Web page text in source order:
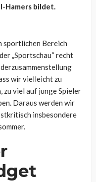
Hamers bildet.
sportlichen Bereich
„Sportschau“ recht
wir vielleicht zu
zu viel auf junge Spieler
Daraus werden wir
insbesondere